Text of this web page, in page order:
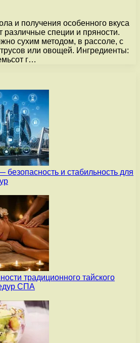
и получения особенного вкуса
специи и пряности.
сухим методом, в рассоле, с
или овощей. Ингредиенты:
г…
и стабильность для
традиционного тайского
СПА